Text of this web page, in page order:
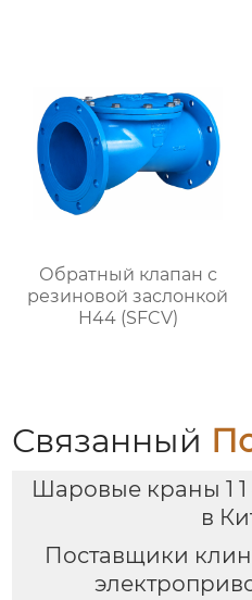
Обратный клапан с
резиновой заслонкой
H44 (SFCV)
Связанный
Шаровые краны 1
в
Поставщики